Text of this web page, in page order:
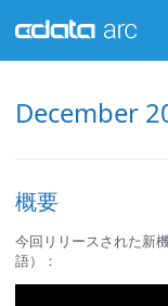
December
概要
今回リリースされた新
語）：